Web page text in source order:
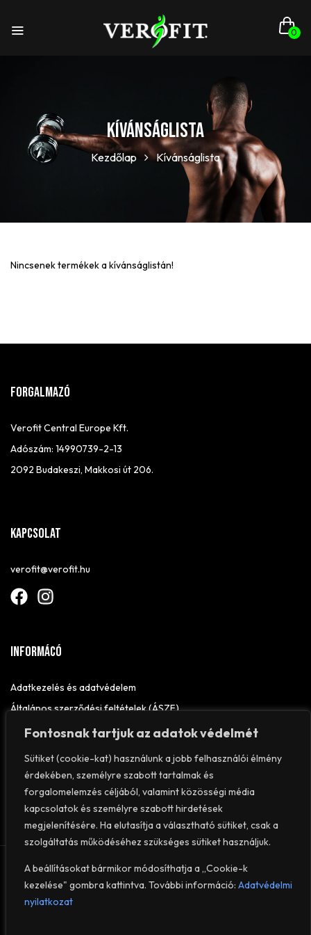
Fontosnak tartjuk az adatok védelmét
Sütiket (cookie-kat) használunk a jobb felhasználói élmény
érdekében, személyre szabott tartalmak és
forgalomelemzés céljából, valamint közösségi média
kapcsolatok és személyre szabott hirdetések
megjelenítésére. Ha elutasítja a választható sütiket, csak a
szolgáltatás működéséhez szükséges sütiket használjuk.
A beállításokat bármikor módosíthatja a „Cookie-k
kezelése" gombra kattintva. További információ: Adatvédelmi
nyilatkozat
0
Kívánságlista
Kezdőlap Kívánságlista
Nincsenek termékek a kívánságlistán!
FORGALMAZÓ
Verofit Central Europe Kft.
Adószám: 14990739-2-13
2092 Budakeszi, Makkosi út 206.
Kapcsolat
verofit@verofit.hu
Informácó
Adatkezelés és adatvédelem
Általános szerződési feltételek (ÁSZF)
Elállási nyilatkozat
© 2026VEROFIT– Minden jog fenntartva.